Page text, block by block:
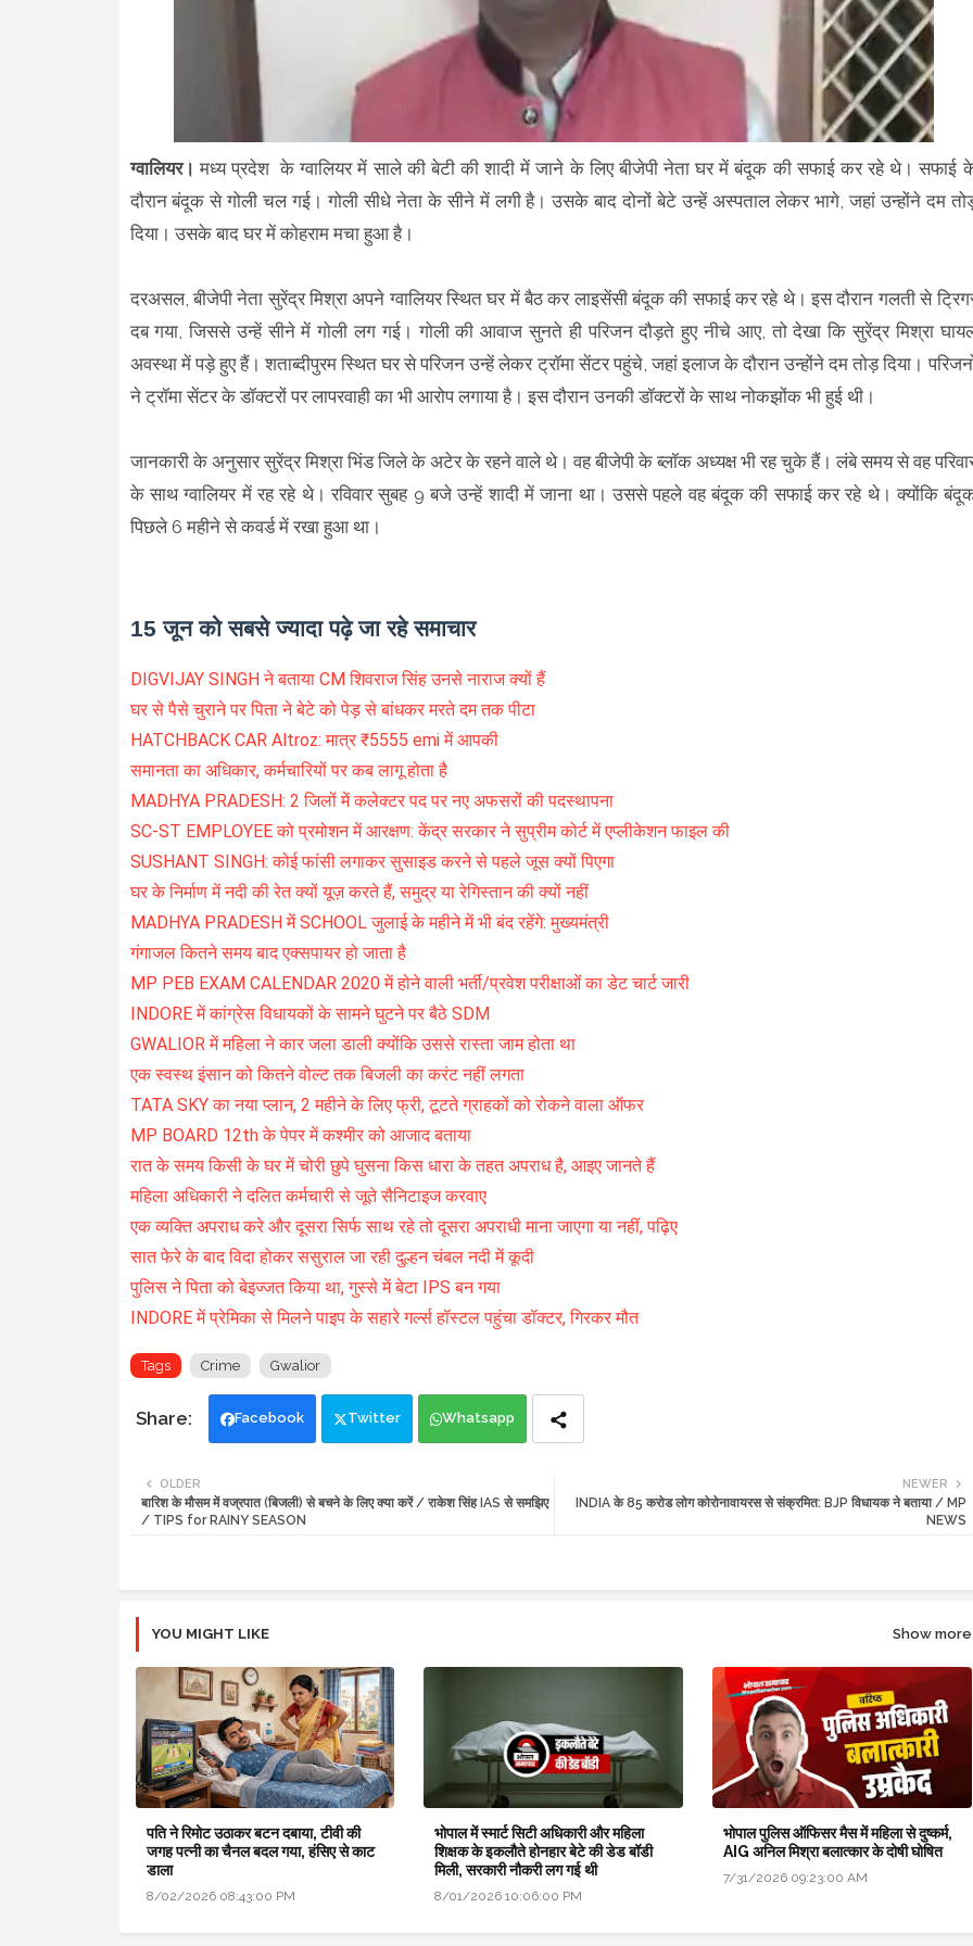
ग्वालियर।मध्य प्रदेश के ग्वालियर में साले की बेटी की शादी में जाने के लिए बीजेपी नेता घर में बंदूक की सफाई कर रहे थे। सफाई
दौरान बंदूक से गोली चल गई। गोली सीधे नेता के सीने में लगी है। उसके बाद दोनों बेटे उन्हें अस्पताल लेकर भागे, जहां उन्होंने दम
दिया। उसके बाद घर में कोहराम मचा हुआ है।
दरअसल, बीजेपी नेता सुरेंद्र मिश्रा अपने ग्वालियर स्थित घर में बैठ कर लाइसेंसी बंदूक की सफाई कर रहे थे। इस दौरान गलती से
दब गया, जिससे उन्हें सीने में गोली लग गई। गोली की आवाज सुनते ही परिजन दौड़ते हुए नीचे आए, तो देखा कि सुरेंद्र मिश्रा
अवस्था में पड़े हुए हैं। शताब्दीपुरम स्थित घर से परिजन उन्हें लेकर ट्रॉमा सेंटर पहुंचे, जहां इलाज के दौरान उन्होंने दम तोड़ दिया।
ने ट्रॉमा सेंटर के डॉक्टरों पर लापरवाही का भी आरोप लगाया है। इस दौरान उनकी डॉक्टरों के साथ नोकझोंक भी हुई थी।
जानकारी के अनुसार सुरेंद्र मिश्रा भिंड जिले के अटेर के रहने वाले थे। वह बीजेपी के ब्लॉक अध्यक्ष भी रह चुके हैं। लंबे समय से वह
के साथ ग्वालियर में रह रहे थे। रविवार सुबह 9 बजे उन्हें शादी में जाना था। उससे पहले वह बंदूक की सफाई कर रहे थे। क्योंकि
पिछले 6 महीने से कवर्ड में रखा हुआ था।
15 जून को सबसे ज्यादा पढ़े जा रहे समाचार
DIGVIJAY SINGH ने बताया CM शिवराज सिंह उनसे नाराज क्यों हैं
घर से पैसे चुराने पर पिता ने बेटे को पेड़ से बांधकर मरते दम तक पीटा
HATCHBACK CAR Altroz: मात्र ₹5555 emi में आपकी
समानता का अधिकार, कर्मचारियों पर कब लागू होता है
MADHYA PRADESH: 2 जिलों में कलेक्टर पद पर नए अफसरों की पदस्थापना
SC-ST EMPLOYEE को प्रमोशन में आरक्षण: केंद्र सरकार ने सुप्रीम कोर्ट में एप्लीकेशन फाइल की
SUSHANT SINGH: कोई फांसी लगाकर सुसाइड करने से पहले जूस क्यों पिएगा
घर के निर्माण में नदी की रेत क्यों यूज़ करते हैं, समुद्र या रेगिस्तान की क्यों नहीं
MADHYA PRADESH में SCHOOL जुलाई के महीने में भी बंद रहेंगे: मुख्यमंत्री
गंगाजल कितने समय बाद एक्सपायर हो जाता है
MP PEB EXAM CALENDAR 2020 में होने वाली भर्ती/प्रवेश परीक्षाओं का डेट चार्ट जारी
INDORE में कांग्रेस विधायकों के सामने घुटने पर बैठे SDM
GWALIOR में महिला ने कार जला डाली क्योंकि उससे रास्ता जाम होता था
एक स्वस्थ इंसान को कितने वोल्ट तक बिजली का करंट नहीं लगता
TATA SKY का नया प्लान, 2 महीने के लिए फ्री, टूटते ग्राहकों को रोकने वाला ऑफर
MP BOARD 12th के पेपर में कश्मीर को आजाद बताया
रात के समय किसी के घर में चोरी छुपे घुसना किस धारा के तहत अपराध है, आइए जानते हैं
महिला अधिकारी ने दलित कर्मचारी से जूते सैनिटाइज करवाए
एक व्यक्ति अपराध करे और दूसरा सिर्फ साथ रहे तो दूसरा अपराधी माना जाएगा या नहीं, पढ़िए
सात फेरे के बाद विदा होकर ससुराल जा रही दुल्हन चंबल नदी में कूदी
पुलिस ने पिता को बेइज्जत किया था, गुस्से में बेटा IPS बन गया
INDORE में प्रेमिका से मिलने पाइप के सहारे गर्ल्स हॉस्टल पहुंचा डॉक्टर, गिरकर मौत
Tags Crime Gwalior
Facebook Twitter Whatsapp
NEWER
INDIA के 85 करोड लोग कोरोनावायरस से संक्रमित: BJP विधायक ने बताया / MP
NEWS
OLDER
बारिश के मौसम में वज्रपात (बिजली) से बचने के लिए क्या करें / राकेश सिंह IAS से समझिए
/ TIPS for RAINY SEASON
YOU MIGHT LIKE Show more
पति ने रिमोट उठाकर बटन दबाया, टीवी की
जगह पत्नी का चैनल बदल गया, हंसिए से काट
डाला
8/02/2026 08:43:00 PM
भोपाल में स्मार्ट सिटी अधिकारी और महिला
शिक्षक के इकलौते होनहार बेटे की डेड बॉडी
मिली, सरकारी नौकरी लग गई थी
8/01/2026 10:06:00 PM
भोपाल पुलिस ऑफिसर मैस में महिला से दुष्कर्म,
AIG अनिल मिश्रा बलात्कार के दोषी घोषित
7/31/2026 09:23:00 AM